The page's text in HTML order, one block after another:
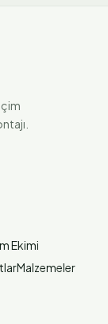
Ekimi
Malzemeler